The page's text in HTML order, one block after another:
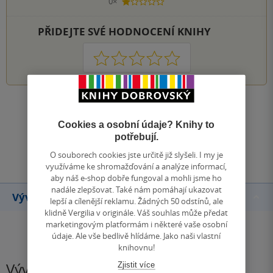
1 hvezdička
PŘIDEJTE SVÉ HODNOCENÍ KNIHY
1 2 3 4 5
Přidat hodnocení
Vývoj ceny
Vývoj ceny
Cookies a osobní údaje? Knihy to
potřebují.
O souborech cookies jste určitě již slyšeli. I my je
využíváme ke shromažďování a analýze informací,
aby náš e-shop dobře fungoval a mohli jsme ho
nadále zlepšovat. Také nám pomáhají ukazovat
lepší a cílenější reklamu. Žádných 50 odstínů, ale
klidně Vergilia v originále. Váš souhlas může předat
marketingovým platformám i některé vaše osobní
údaje. Ale vše bedlivě hlídáme. Jako naši vlastní
knihovnu!
Zjistit více